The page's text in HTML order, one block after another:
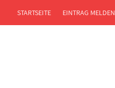
STARTSEITE EINTRAG MELDEN